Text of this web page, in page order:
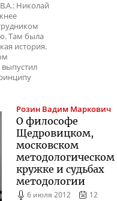
Николай
Там была
история.
Розин Вадим Маркович
О философе
Щедровицком,
московском
методологическом
кружке и судьбах
методологии
6 июля 2012
12